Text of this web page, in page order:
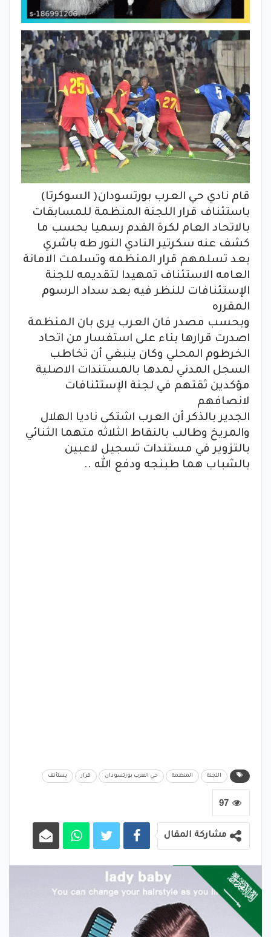
قام نادي حي العرب بورتسودان( السوكرتا)
باستئناف قرار اللجنة المنظمة للمسابقات
بالاتحاد العام لكرة القدم رسميا بحسب ما
كشف عنه سكرتير النادي النور طه باشري
بعد تسلمهم قرار المنظمه وتسلمت الامانة
العامه الاستئناف تمهيدا لتقديمه للجنة
الإستئنافات للنظر فيه بعد سداد الرسوم
المقرره
وبحسب مصدر فان العرب يرى بان المنظمة
اصدرت قرارها بناء على استفسار من اتحاد
الخرطوم المحلي وكان ينبغي أن تخاطب
السجل المدني لمدها بالمستندات الاصلية
مؤكدين ثقتهم في لجنة الإستئنافات
لانصافهم
الجدير بالذكر أن العرب اشتكى ناديا الهلال
والمريخ وطالب بالنقاط الثلاثه متهما الثنائي
بالتزوير في مستندات تسجيل لاعبين
بالشباب هما طبنجه ودفع الله ..
اللجنة المنظمة حي العرب بورتسودان قرار يستأنف
97
مشاركة المقال